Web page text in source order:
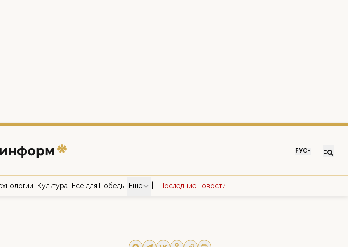
РУС
Культура Всё для Победы Ещё Последние новости